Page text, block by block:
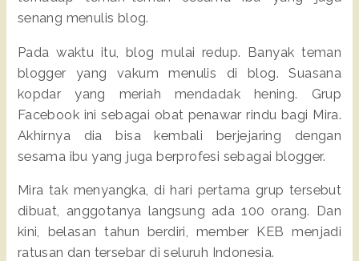
senang menulis blog.
Pada waktu itu, blog mulai redup. Banyak teman
blogger yang vakum menulis di blog. Suasana
kopdar yang meriah mendadak hening. Grup
Facebook ini sebagai obat penawar rindu bagi Mira.
Akhirnya dia bisa kembali berjejaring dengan
sesama ibu yang juga berprofesi sebagai blogger.
Mira tak menyangka, di hari pertama grup tersebut
dibuat, anggotanya langsung ada 100 orang. Dan
kini, belasan tahun berdiri, member KEB menjadi
ratusan dan tersebar di seluruh Indonesia.